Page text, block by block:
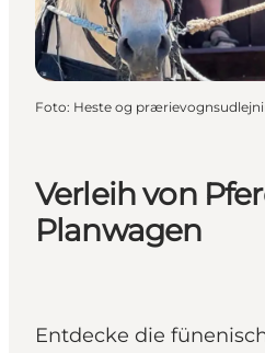
Verleih von
Planwagen
Entdecke die
Foto: Heste og